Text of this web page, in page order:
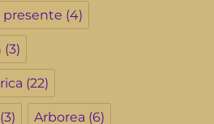
presente (4)
(3)
(22)
(3) Arborea (6)